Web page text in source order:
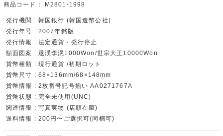
商品コード： M2801-1998
発行機関 : 韓国銀行 (韓国造幣公社)
発行年号 : 2007年銘版
発行情報 : 法定通貨・発行停止
額面図案 : 退渓李滉1000Won/世宗大王10000Won
貨幣種類 : 現行通貨 /初期ロット
貨幣尺寸 : 68×136mm/68×148mm
貨幣情報 : 2枚番号記号揃い AA0271767A
貨幣状態 : 完全未使用(UNC)
関連情報 : 写真実物 (店頭在庫)
送料情報 : 200円〜ご選択可(同梱可)